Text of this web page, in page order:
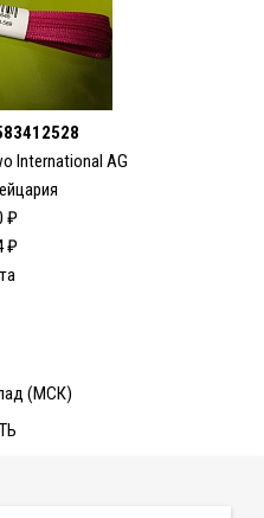
International AG
₽
₽
(МСК)